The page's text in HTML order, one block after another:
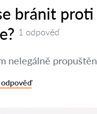
bránit
1 odpověď
nelegálně